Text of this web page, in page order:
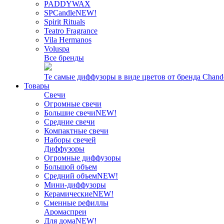
PADDYWAX
SPCandleNEW!
Spirit Rituals
Teatro Fragrance
Vila Hermanos
Voluspa
Все бренды
Те самые диффузоры в виде цветов от бренда
Товары
Свечи
Огромные свечи
Большие свечиNEW!
Средние свечи
Компактные свечи
Наборы свечей
Диффузоры
Огромные диффузоры
Большой объем
Средний объемNEW!
Мини-диффузоры
КерамическиеNEW!
Сменные рефиллы
Аромаспреи
Для домаNEW!